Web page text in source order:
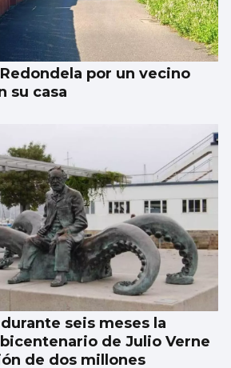
Martínez arrasa a
por un vecino
su casa
seis meses la
de Julio Verne
de dos millones